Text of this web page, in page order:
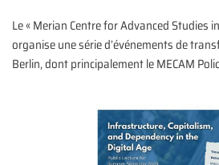
Le « Merian Centre for Advanced Studies
organise une série d’événements de
Berlin, dont principalement le MECAM